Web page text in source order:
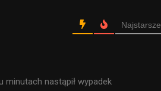
Najstarsze
minutach nastąpił wypadek